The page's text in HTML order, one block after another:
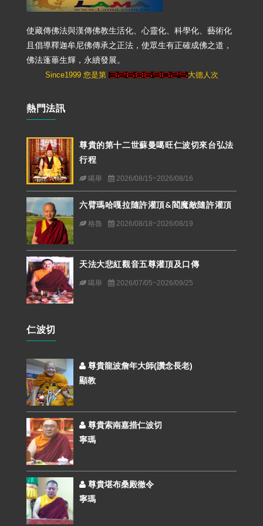
使藏傳佛法與漢傳佛教生活化、心靈化、科學化、藝術化
且倡導釋迦牟尼佛傳承之正法，使眾生有正確成佛之道，
佛法蓬蓽生輝，永續發展。
Since1999 您是第 大德人次
熱門法訊
尊貴的第十二世蘇曼噶旺仁波切來台弘法
行程
噶舉 2026/08/15~2026/08/16
六臂瑪哈嘎拉隨許灌頂&閻魔敵隨許灌頂
格魯 2026/08/18~2026/08/19
天法大悲紅觀音五尊灌頂及口傳
噶舉 2026/07/05~2026/09/25
仁波切
尊貴龍波詹年大師(讚念長老)
顯教
尊貴索南嘉措仁波切
寧瑪
尊貴堪布桑殿徹令
寧瑪